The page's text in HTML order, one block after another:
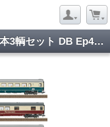
FD 1980 Koenigssee 基本3輌セット DB Ep4 DCC Sound 室内灯付